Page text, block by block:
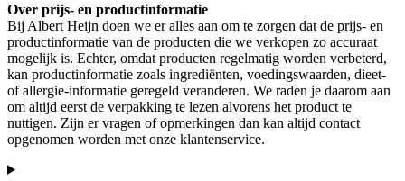
Over prijs- en productinformatie
Bij Albert Heijn doen we er alles aan om te zorgen dat de prijs- en
productinformatie van de producten die we verkopen zo accuraat
mogelijk is. Echter, omdat producten regelmatig worden verbeterd,
kan productinformatie zoals ingrediënten, voedingswaarden, dieet-
of allergie-informatie geregeld veranderen. We raden je daarom aan
om altijd eerst de verpakking te lezen alvorens het product te
nuttigen. Zijn er vragen of opmerkingen dan kan altijd contact
opgenomen worden met onze klantenservice.